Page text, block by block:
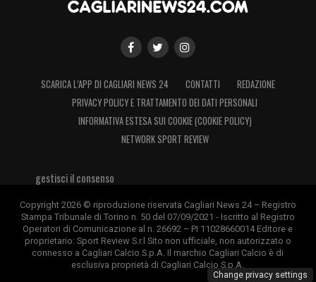
SCARICA L’APP DI CAGLIARI NEWS 24 CONTATTI
REDAZIONE
PRIVACY POLICY E TRATTAMENTO DEI DATI PERSONALI
INFORMATIVA ESTESA SUI COOKIE (COOKIE POLICY)
NETWORK SPORT REVIEW
gestisci il consenso
Copyright 2026 © riproduzione riservata Cagliari News 24 – Registro
Stampa Tribunale di Torino n. 50 del 07/09/2021 - Iscritto al Registro
Operatori di Comunicazione al n. 26692 – PI 11028660014 Editore e
proprietario: Sport Review S.r.l Sito non ufficiale, non autorizzato o
connesso a Cagliari Calcio S.p.A. Il marchio Cagliari Calcio è di
esclusiva proprietà di Cagliari Calcio S.p.A.
Change privacy settings